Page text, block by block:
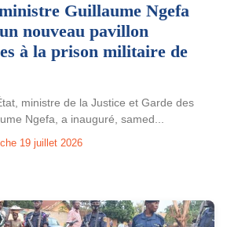
Guillaume Ngefa
nouveau pavillon
à la prison militaire de
ministre de la Justice et Garde des
Ngefa, a inauguré, samed...
19 juillet 2026